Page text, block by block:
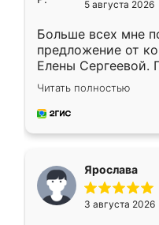
5 августа 2026
Больше всех мне
предложение от
Елены Сергеевой.
короткие сроки
для замера
предложил по
Читать полностью
Ярослава
3 августа 2026